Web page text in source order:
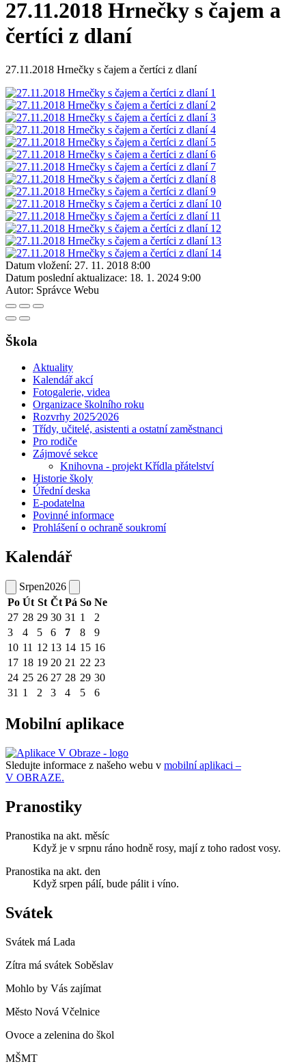
27.11.2018 Hrnečky s čajem a
čertíci z dlaní
27.11.2018 Hrnečky s čajem a čertíci z dlaní
Datum vložení: 27. 11. 2018 8:00
Datum poslední aktualizace: 18. 1. 2024 9:00
Autor: Správce Webu
Škola
Aktuality
Kalendář akcí
Fotogalerie, videa
Organizace školního roku
Rozvrhy 2025⁄2026
Třídy, učitelé, asistenti a ostatní zaměstnanci
Pro rodiče
Zájmové sekce
Knihovna - projekt Křídla přátelství
Historie školy
Úřední deska
E-podatelna
Povinné informace
Prohlášení o ochraně soukromí
Kalendář
Srpen2026
Po Út St Čt Pá So Ne
27 28 29 30 31 1
2
3
4 5 6 7 8
9
10 11 12 13 14 15 16
17 18 19 20 21 22 23
24 25 26 27 28 29 30
31 1 2 3 4 5 6
Mobilní aplikace
Sledujte informace z našeho webu v mobilní aplikaci –
V OBRAZE.
Pranostiky
Pranostika na akt. měsíc
Když je v srpnu ráno hodně rosy, mají z toho radost vosy.
Pranostika na akt. den
Když srpen pálí, bude pálit i víno.
Svátek
Svátek má Lada
Zítra má svátek Soběslav
Mohlo by Vás zajímat
Město Nová Včelnice
Ovoce a zelenina do škol
MŠMT